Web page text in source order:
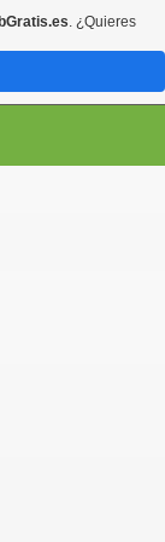
. ¿Quieres